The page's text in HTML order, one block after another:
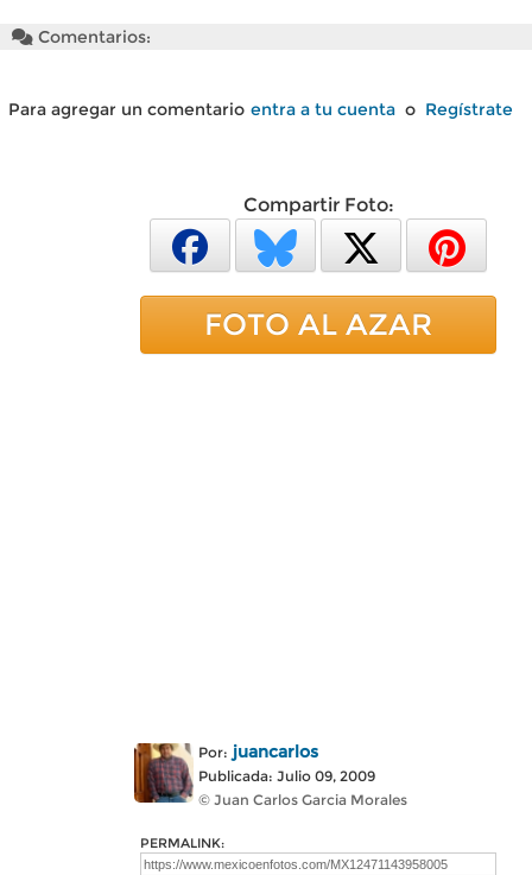
Comentarios:
Para agregar un comentario entra a tu cuenta o Regístrate
Compartir Foto:
FOTO AL AZAR
Por: juancarlos
Publicada: Julio 09, 2009
© Juan Carlos Garcia Morales
PERMALINK: